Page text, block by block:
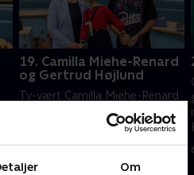
Om
19. Camilla Miehe-Renard
og Gertrud Højlund
Tv-vært Camilla Miehe-Renard
og journalist Gertrud Højlund
bliver vidner til den største
5. marts 2025 • 29 min